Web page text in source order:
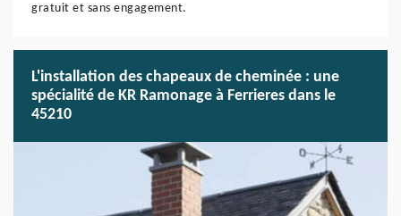
gratuit et sans engagement.
L'installation des chapeaux de cheminée : une
spécialité de KR Ramonage à Ferrieres dans le
45210